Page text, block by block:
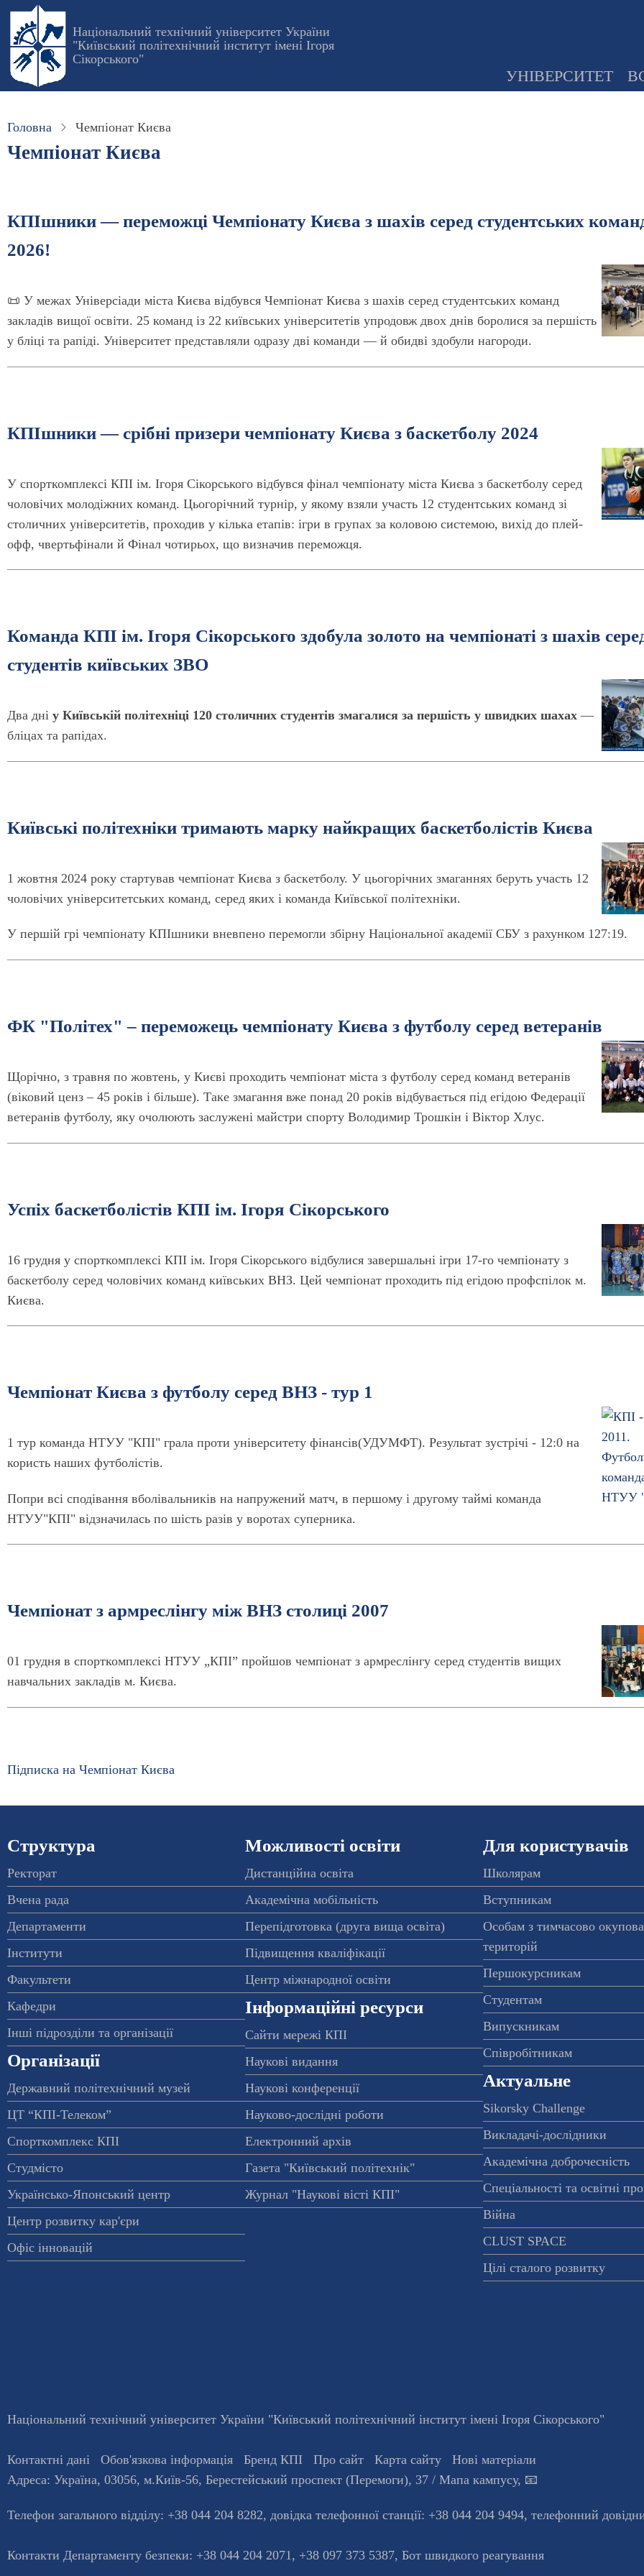
Перейти
основного
вмісту
Національний технічний університет України
"Київський політехнічний інститут імені Ігоря
Сікорського"
УНІВЕРСИТЕТ
Головна Чемпіонат Києва
Чемпіонат Києва
КПІшники — переможці Чемпіонату Києва з шахів серед студентських
2026!
📜 У межах Універсіади міста Києва відбувся Чемпіонат Києва з шахів серед студентських команд
закладів вищої освіти. 25 команд із 22 київських університетів упродовж двох днів боролися за першість
у бліці та рапіді. Університет представляли одразу дві команди — й обидві здобули нагороди.
КПІшники — срібні призери чемпіонату Києва з баскетболу 2024
У спорткомплексі КПІ ім. Ігоря Сікорського відбувся фінал чемпіонату міста Києва з баскетболу серед
чоловічих молодіжних команд. Цьогорічний турнір, у якому взяли участь 12 студентських команд зі
столичних університетів, проходив у кілька етапів: ігри в групах за коловою системою, вихід до плей-
офф, чвертьфінали й Фінал чотирьох, що визначив переможця.
Команда КПІ ім. Ігоря Сікорського здобула золото на чемпіонаті з шахів
студентів київських ЗВО
Два дні у Київській політехніці 120 столичних студентів змагалися за першість у швидких шахах —
бліцах та рапідах.
Київські політехніки тримають марку найкращих баскетболістів Києва
1 жовтня 2024 року стартував чемпіонат Києва з баскетболу. У цьогорічних змаганнях беруть участь 12
чоловічих університетських команд, серед яких і команда Київської політехніки.
У першій грі чемпіонату КПІшники вневпено перемогли збірну Національної академії СБУ з рахунком 127:19.
ФК "Політех" – переможець чемпіонату Києва з футболу серед ветеранів
Щорічно, з травня по жовтень, у Києві проходить чемпіонат міста з футболу серед команд ветеранів
(віковий ценз – 45 років і більше). Таке змагання вже понад 20 років відбувається під егідою Федерації
ветеранів футболу, яку очолюють заслужені майстри спорту Володимир Трошкін і Віктор Хлус.
Успіх баскетболістів КПІ ім. Ігоря Сікорського
16 грудня у спорткомплексі КПІ ім. Ігоря Сікорського відбулися завершальні ігри 17-го чемпіонату з
баскетболу серед чоловічих команд київських ВНЗ. Цей чемпіонат проходить під егідою профспілок м.
Києва.
Чемпіонат Києва з футболу серед ВНЗ - тур 1
1 тур команда НТУУ "КПІ" грала проти університету фінансів(УДУМФТ). Результат зустрічі - 12:0 на
користь наших футболістів.
Попри всі сподівання вболівальників на напружений матч, в першому і другому таймі команда
НТУУ"КПІ" відзначилась по шість разів у воротах суперника.
Чемпіонат з армреслінгу між ВНЗ столиці 2007
01 грудня в спорткомплексі НТУУ „КПІ” пройшов чемпіонат з армреслінгу серед студентів вищих
навчальних закладів м. Києва.
Підписка на Чемпіонат Києва
Структура
Ректорат
Вчена рада
Департаменти
Інститути
Факультети
Кафедри
Інші підрозділи та організації
Організації
Державний політехнічний музей
ЦТ “КПІ-Телеком”
Спорткомплекс КПІ
Студмісто
Українсько-Японський центр
Центр розвитку кар'єри
Офіс інновацій
Можливості освіти
Дистанційна освіта
Академічна мобільність
Перепідготовка (друга вища освіта)
Підвищення кваліфікації
Центр міжнародної освіти
Інформаційні ресурси
Сайти мережі КПІ
Наукові видання
Наукові конференції
Науково-дослідні роботи
Електронний архів
Газета "Київський політехнік"
Журнал "Наукові вісті КПІ"
Для користувачів
Школярам
Вступникам
Особам з тимчасово
територій
Першокурсникам
Студентам
Випускникам
Співробітникам
Актуальне
Sikorsky Challenge
Викладачі-дослідники
Академічна доброчесність
Спеціальності та освітні
Війна
CLUST SPACE
Цілі сталого розвитку
Національний технічний університет України "Київський політехнічний інститут імені Ігоря Сікорського"
Контактні дані Обов'язкова інформація Бренд КПІ Про сайт Карта сайту
Нові матеріали
Адреса: Україна, 03056, м.Київ-56, Берестейський проспект (Перемоги), 37 / Мапа кампусу, 📧
Телефон загального відділу: +38 044 204 8282, довiдка телефонної станцiї: +38 044 204 9494, телефонний
Контакти Департаменту безпеки: +38 044 204 2071, +38 097 373 5387, Бот швидкого реагування